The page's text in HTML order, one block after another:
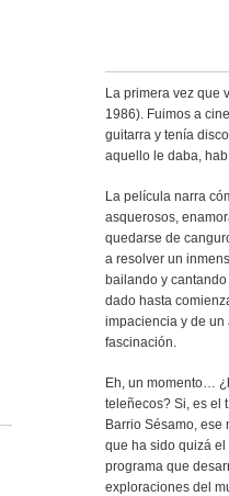
La primera vez que
1986). Fuimos a
guitarra y tenía
aquello le daba,
La película narra
asquerosos,
quedarse de
a resolver un
bailando y
dado hasta
impaciencia y de un
fascinación.
Eh, un momento…
teleñecos? Si, es el
Barrio Sésamo,
que ha sido quizá
programa que
exploraciones del